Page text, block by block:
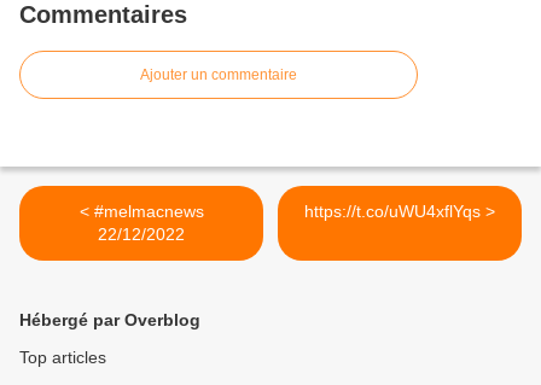
Commentaires
Ajouter un commentaire
< #melmacnews
22/12/2022
https://t.co/uWU4xflYqs >
Hébergé par Overblog
Top articles